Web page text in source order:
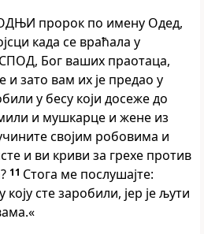
пророк по имену Одед,
када се враћала у
Бог ваших праотаца,
и зато вам их је предао у
у бесу који досеже до
и мушкарце и жене из
својим робовима и
и ви криви за грехе против
11 Стога ме послушајте:
коју сте заробили, јер је љути